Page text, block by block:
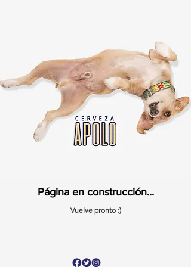
Página en construcción...
Vuelve pronto :)